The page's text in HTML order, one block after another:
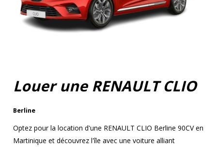
Louer une RENAULT CLIO
Berline
Optez pour la location d'une RENAULT CLIO Berline 90CV en
Martinique et découvrez l'île avec une voiture alliant